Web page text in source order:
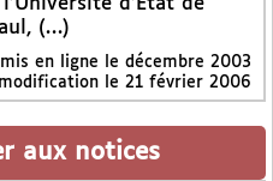
(…)
en ligne le décembre 2003
le 21 février 2006
aux notices